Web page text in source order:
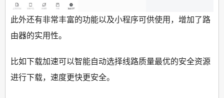
此外还有非常丰富的功能以及小程序可供使用，增加了路
由器的实用性。
比如下载加速可以智能自动选择线路质量最优的安全资源
进行下载，速度更快更安全。